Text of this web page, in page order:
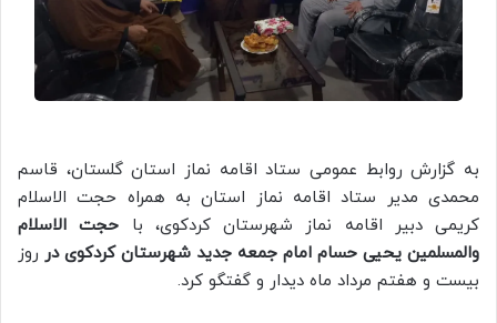
به گزارش روابط عمومی ستاد اقامه نماز استان گلستان، قاسم
محمدی مدیر ستاد اقامه نماز استان به همراه حجت الاسلام
کریمی دبیر اقامه نماز شهرستان کردکوی، با حجت الاسلام
والمسلمین یحیی حسام امام جمعه جدید شهرستان کردکوی در روز
بیست و هفتم مرداد ماه دیدار و گفتگو کرد.